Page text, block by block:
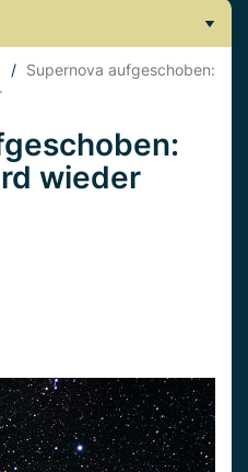
/ Supernova aufgeschoben:
wieder